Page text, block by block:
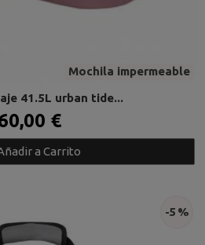
Mochila impermeable
41.5L urban tide...
€
a Carrito
-5 %